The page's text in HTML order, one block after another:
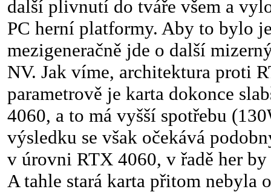
další plivnutí do tváře všem a
PC herní platformy. Aby to bylo
mezigeneračně jde o další
NV. Jak víme, architektura proti
parametrově je karta dokonce
4060, a to má vyšší spotřebu
výsledku se však očekává
v úrovni RTX 4060, v řadě her
A tahle stará karta přitom nebyla